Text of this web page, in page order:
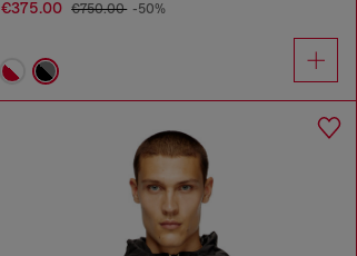
€375.00 €750.00 -50%